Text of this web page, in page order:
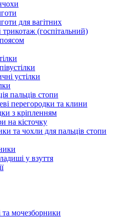
для вагітних
(госпітальний)
устілки
пальців стопи
перегородки та клини
з кріпленням
на кісточку
та чохли для пальців стопи
у взуття
та мочезборники